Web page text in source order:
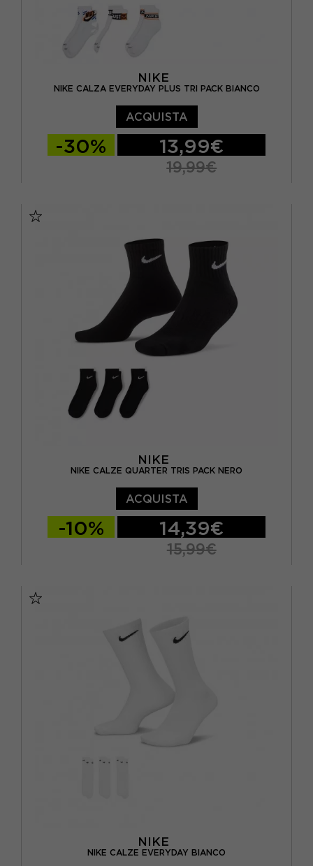
NIKE
NIKE CALZA EVERYDAY PLUS TRI PACK BIANCO
ACQUISTA
-30% 13,99€
19,99€
NIKE
NIKE CALZE QUARTER TRIS PACK NERO
ACQUISTA
-10% 14,39€
15,99€
NIKE
NIKE CALZE EVERYDAY BIANCO